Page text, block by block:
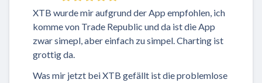
XTB wurde mir aufgrund der App empfohlen, ich
komme von Trade Republic und da ist die App
zwar simepl, aber einfach zu simpel. Charting ist
grottig da.
Was mir jetzt bei XTB gefällt ist die problemlose